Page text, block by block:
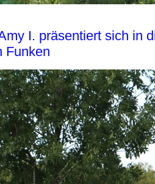
I. präsentiert sich in
Funken